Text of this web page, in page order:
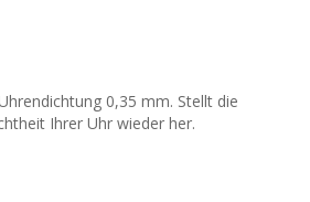
0,35 mm. Stellt die
Ihrer Uhr wieder her.